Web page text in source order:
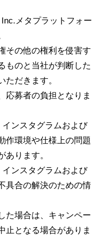
メタプラットフォー
その他の権利を侵害す
ものと当社が判断した
ただきます。
応募者の負担となりま
インスタグラムおよび
作環境や仕様上の問題
あります。
インスタグラムおよび
具合の解決のための情
た場合は、キャンペー
止となる場合がありま